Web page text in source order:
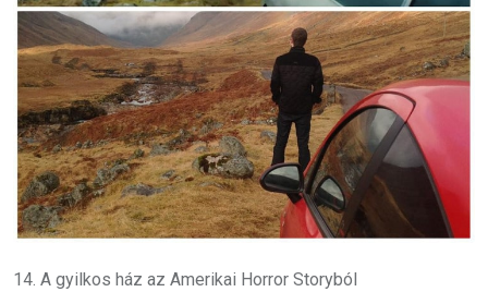
14. A gyilkos ház az Amerikai Horror Storyból